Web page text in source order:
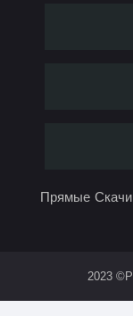
Прямые
2023